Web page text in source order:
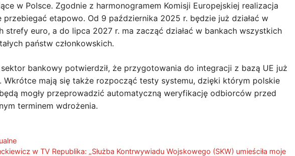
w Polsce. Zgodnie z harmonogramem Komisji Europejskiej realizacja
przebiegać etapowo. Od 9 października 2025 r. będzie już działać w
strefy euro, a do lipca 2027 r. ma zacząć działać w bankach wszystkich
państw członkowskich.
bankowy potwierdził, że przygotowania do integracji z bazą UE już
Wkrótce mają się także rozpocząć testy systemu, dzięki którym polskie
mogły przeprowadzić automatyczną weryfikację odbiorców przed
terminem wdrożenia.
w TV Republika: „Służba Kontrwywiadu Wojskowego (SKW) umieściła moje